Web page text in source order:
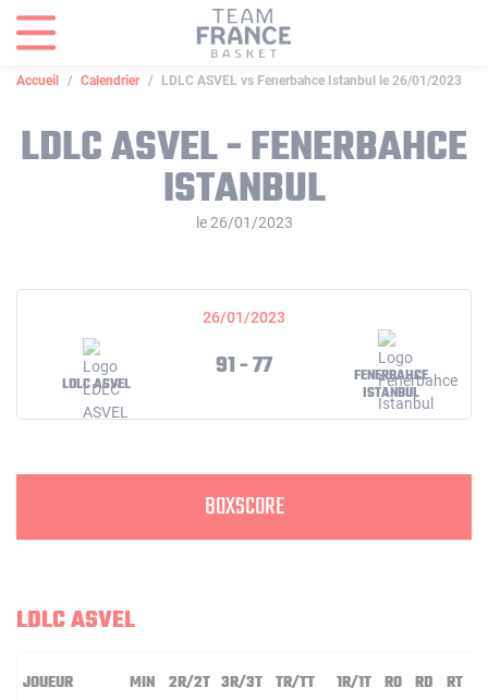
Accueil Calendrier LDLC ASVEL vs Fenerbahce Istanbul le 26/01/2023
LDLC ASVEL - FENERBAHCE
ISTANBUL
le 26/01/2023
26/01/2023
LDLC ASVEL
91 - 77
FENERBAHCE
ISTANBUL
BOXSCORE
LDLC ASVEL
JOUEUR MIN 2R/2T 3R/3T TR/TT 1R/1T RO RD RT
Panneau de gestion des cookies